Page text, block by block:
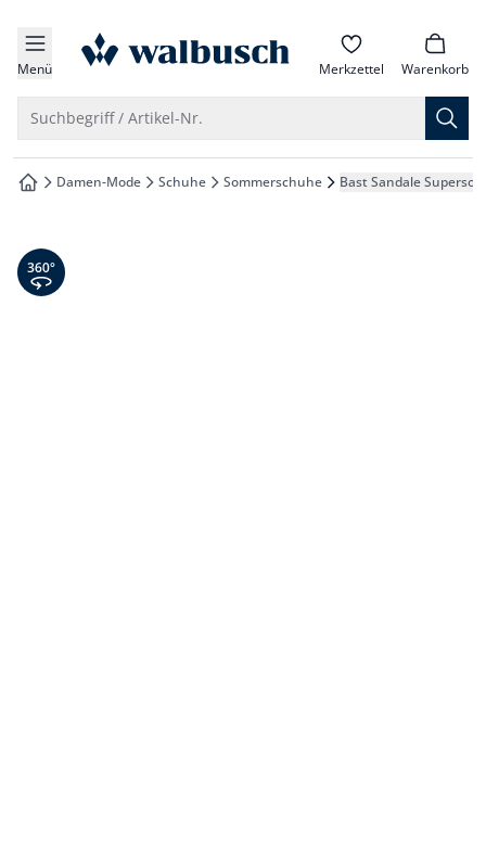
springen
springen
springen
springen
Menü zur Startseite Merkzettel Warenkorb
Suchbegriff / Artikel-Nr.
zur Startseite
Damen-Mode Schuhe Sommerschuhe Bast Sandale Supersoft
360° Ansicht